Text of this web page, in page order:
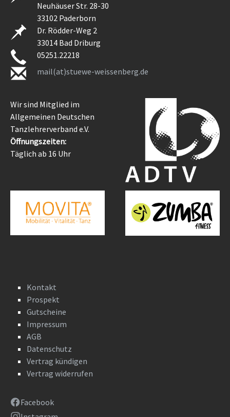
Neuhäuser Str. 28-30
33102 Paderborn
Dr. Rödder-Weg 2
33014 Bad Driburg
05251.22218
mail(at)stuewe-weissenberg.de
Wir sind Mitglied im
Allgemeinen Deutschen
Tanzlehrerverband e.V.
Öffnungszeiten:
Täglich ab 16 Uhr
Kontakt
Prospekt
Gutscheine
Impressum
AGB
Datenschutz
Vertrag kündigen
Vertrag widerrufen
Facebook